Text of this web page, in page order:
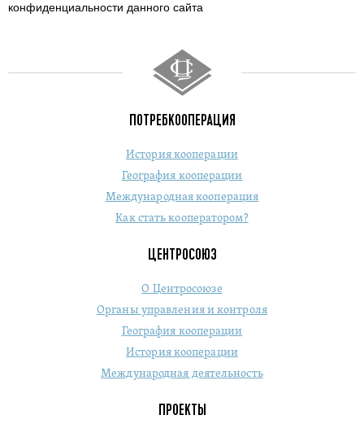
конфиденциальности данного сайта
ПОТРЕБКООПЕРАЦИЯ
История кооперации
География кооперации
Международная кооперация
Как стать кооператором?
ЦЕНТРОСОЮЗ
О Центросоюзе
Органы управления и контроля
География кооперации
История кооперации
Международная деятельность
ПРОЕКТЫ